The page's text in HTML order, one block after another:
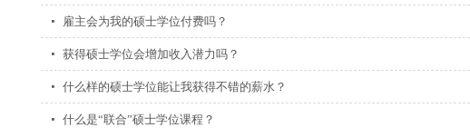
雇主会为我的硕士学位付费吗？
获得硕士学位会增加收入潜力吗？
什么样的硕士学位能让我获得不错的薪水？
什么是“联合”硕士学位课程？